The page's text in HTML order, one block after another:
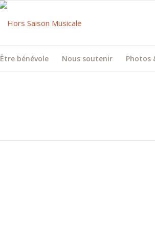
Être bénévole Nous soutenir Photos